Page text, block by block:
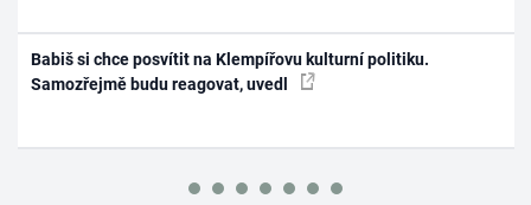
Babiš si chce posvítit na Klempířovu kulturní politiku.
Samozřejmě budu reagovat, uvedl